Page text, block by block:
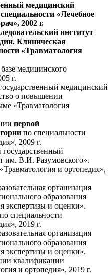
медицинский
«Лечебное
2002 г.
институт
Клиническая
«Травматология
медицинского
г.
медицинский
о повышении
«Травматология
первой
по специальности
2009 г.
им. В.И. Разумовского».
и ортопедия»,
организация
образования
экспертизы и оценки».
специальности
2019 г.
организация
образования
экспертизы и оценки».
квалификации
и ортопедия», 2019 г.